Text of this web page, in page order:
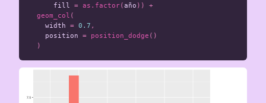
fill
= as.factor(año ))
+
geom_col (
width = 0.7 ,
position = position_dodge ()
)